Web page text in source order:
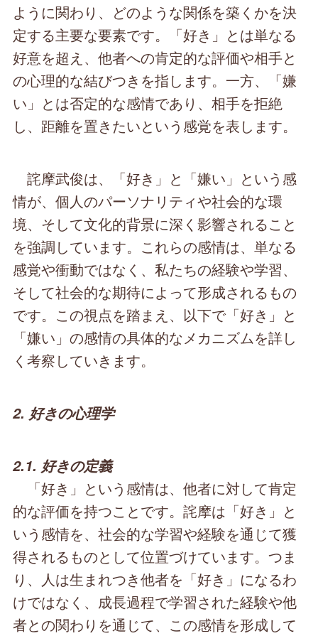
ように関わり、どのような関係を築くかを決
定する主要な要素です。「好き」とは単なる
好意を超え、他者への肯定的な評価や相手と
の心理的な結びつきを指します。一方、「嫌
い」とは否定的な感情であり、相手を拒絶
し、距離を置きたいという感覚を表します。
詫摩武俊は、「好き」と「嫌い」という感
情が、個人のパーソナリティや社会的な環
境、そして文化的背景に深く影響されること
を強調しています。これらの感情は、単なる
感覚や衝動ではなく、私たちの経験や学習、
そして社会的な期待によって形成されるもの
です。この視点を踏まえ、以下で「好き」と
「嫌い」の感情の具体的なメカニズムを詳し
く考察していきます。
2. 好きの心理学
2.1. 好きの定義
「好き」という感情は、他者に対して肯定
的な評価を持つことです。詫摩は「好き」と
いう感情を、社会的な学習や経験を通じて獲
得されるものとして位置づけています。つま
り、人は生まれつき他者を「好き」になるわ
けではなく、成長過程で学習された経験や他
者との関わりを通じて、この感情を形成して